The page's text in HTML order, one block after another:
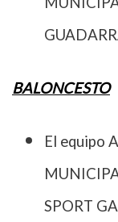
BALONCESTO
El equipo
SPORT